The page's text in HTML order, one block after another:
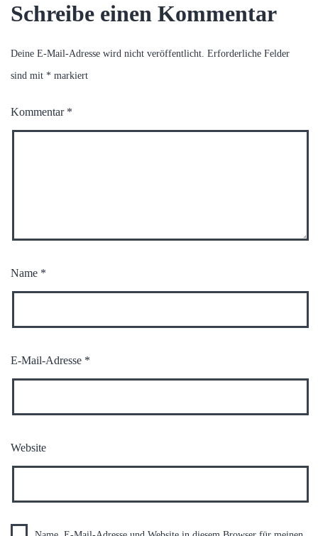
Schreibe einen Kommentar
Deine E-Mail-Adresse wird nicht veröffentlicht. Erforderliche Felder
sind mit * markiert
Kommentar *
Name *
E-Mail-Adresse *
Website